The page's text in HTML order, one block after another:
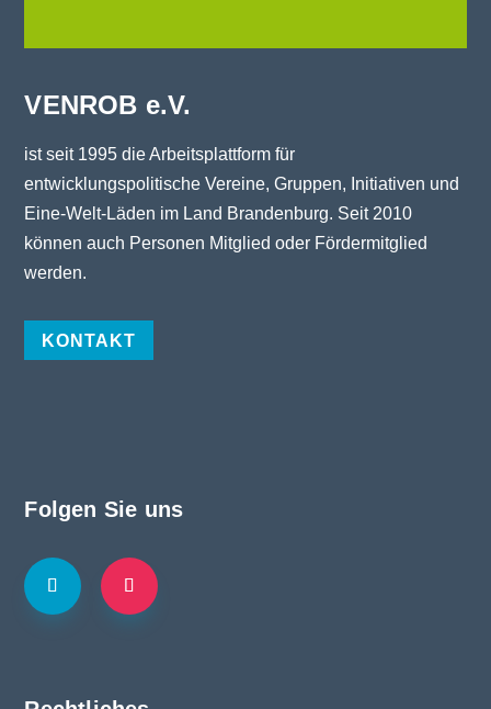
VENROB e.V.
ist seit 1995 die Arbeitsplattform für
entwicklungspolitische Vereine, Gruppen, Initiativen und
Eine-Welt-Läden im Land Brandenburg. Seit 2010
können auch Personen Mitglied oder Fördermitglied
werden.
KONTAKT
Folgen Sie uns